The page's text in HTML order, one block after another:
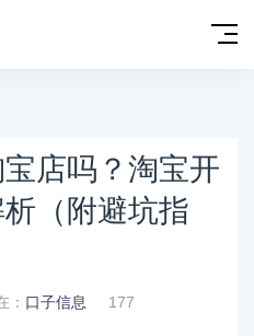
店吗？淘宝开
（附避坑指
： 口子信息 177